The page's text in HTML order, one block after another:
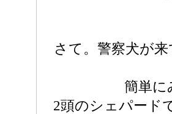
さて。警察犬が
簡単に
2頭のシェパード